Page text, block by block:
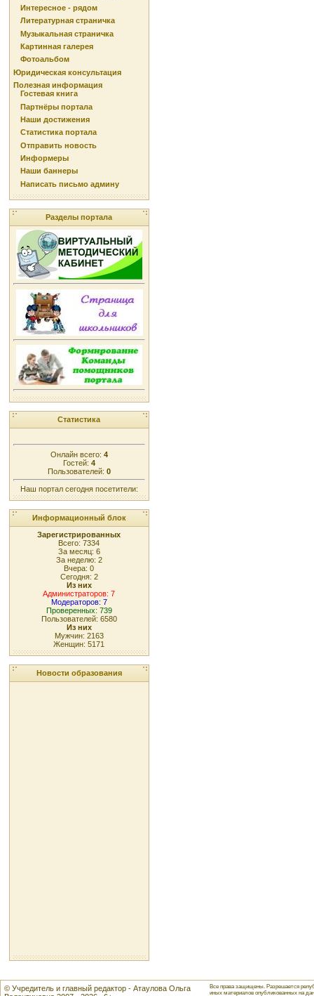
Интересное - рядом
Литературная страничка
Музыкальная страничка
Картинная галерея
Фотоальбом
Юридическая консультация
Полезная информация
Гостевая книга
Партнёры портала
Наши достижения
Статистика портала
Отправить новость
Информеры
Наши баннеры
Написать письмо админу
Разделы портала
Статистика
Онлайн всего: 4
Гостей: 4
Пользователей: 0
Наш портал сегодня посетители:
Информационный блок
Зарегистрированных
Всего: 7334
За месяц: 6
За неделю: 2
Вчера: 0
Сегодня: 2
Из них
Администраторов: 7
Модераторов: 7
Проверенных: 739
Пользователей: 6580
Из них
Мужчин: 2163
Женщин: 5171
Новости образования
© Учредитель и главный редактор - Атаулова Ольга
Все права защищены. Разрешается
иных материалов опубликованных на